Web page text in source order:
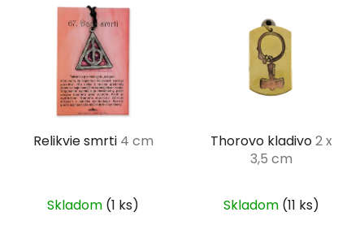
Relikvie smrti 4 cm
Skladom (1 ks)
Thorovo kladivo2 x
3,5 cm
Skladom (11 ks)